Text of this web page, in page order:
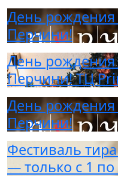
День
Перчини!
День
Перчини! ТЦ
День
Перчини!
Фестиваль
— только с 1 по